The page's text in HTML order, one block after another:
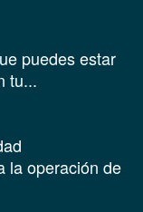
puedes estar
tu...
la operación de